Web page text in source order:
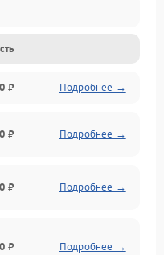
₽ Подробнее →
₽ Подробнее →
₽ Подробнее →
₽ Подробнее →